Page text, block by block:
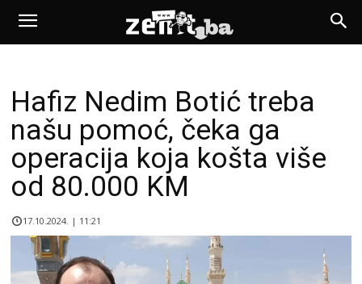
Hafiz Nedim Botić treba
našu pomoć, čeka ga
operacija koja košta više
od 80.000 KM
17.10.2024. | 11:21